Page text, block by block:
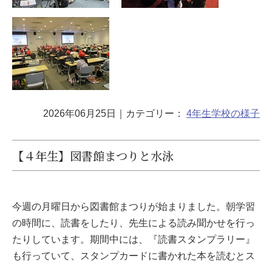
2026年06月25日 ｜カテゴリー： 4年生学校の様子
【４年生】図書館まつりと水泳
今週の月曜日から図書館まつりが始まりました。朝学習
の時間に、読書をしたり、先生による読み聞かせを行っ
たりしています。期間中には、『読書スタンプラリー』
も行っていて、スタンプカードに書かれた本を読むとス